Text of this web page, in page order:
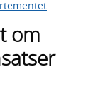
om